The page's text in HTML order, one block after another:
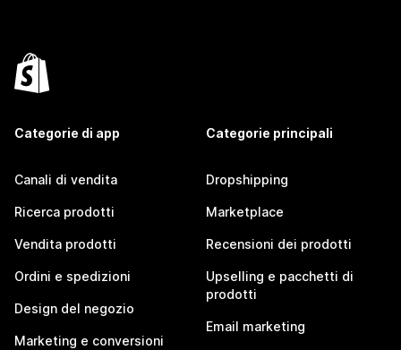
Categorie di app
Canali di vendita
Ricerca prodotti
Vendita prodotti
Ordini e spedizioni
Design del negozio
Marketing e conversioni
Categorie principali
Dropshipping
Marketplace
Recensioni dei prodotti
Upselling e pacchetti di
prodotti
Email marketing